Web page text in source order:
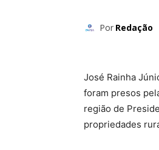
Por Redação
José Rainha
foram presos
região de
propriedades